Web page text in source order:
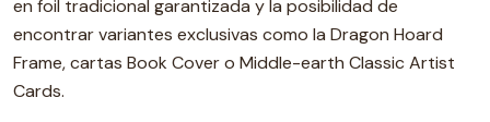
en foil tradicional garantizada y la posibilidad de
encontrar variantes exclusivas como la Dragon Hoard
Frame, cartas Book Cover o Middle-earth Classic Artist
Cards.